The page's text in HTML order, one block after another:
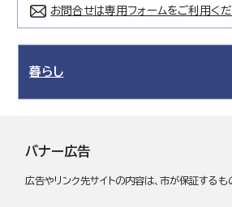
お問合せは専用フォームをご利用く
暮らし
バナー広告
広告やリンク先サイトの内容は、市が保証するも